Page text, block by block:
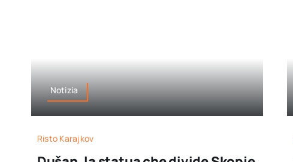
Notizia
Risto Karajkov